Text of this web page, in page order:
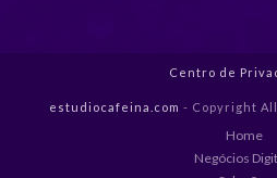
Centro de
estudiocafeina.com - Copyright
Home
Negócios